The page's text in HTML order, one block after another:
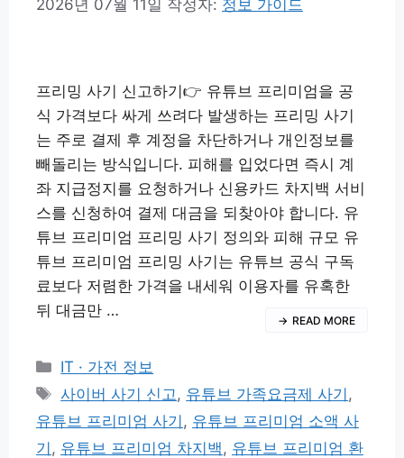
2026년 07월 11일 작성자: 정보 가이드
프리밍 사기 신고하기👉 유튜브 프리미엄을 공
식 가격보다 싸게 쓰려다 발생하는 프리밍 사기
는 주로 결제 후 계정을 차단하거나 개인정보를
빼돌리는 방식입니다. 피해를 입었다면 즉시 계
좌 지급정지를 요청하거나 신용카드 차지백 서비
스를 신청하여 결제 대금을 되찾아야 합니다. 유
튜브 프리미엄 프리밍 사기 정의와 피해 규모 유
튜브 프리미엄 프리밍 사기는 유튜브 공식 구독
료보다 저렴한 가격을 내세워 이용자를 유혹한
뒤 대금만 …
READ MORE
카
테
리
IT · 가전 정보
태
그
사이버 사기 신고, 유튜브 가족요금제 사기 ,
유튜브 프리미엄 사기 , 유튜브 프리미엄 소액 사
기 , 유튜브 프리미엄 차지백, 유튜브 프리미엄 환